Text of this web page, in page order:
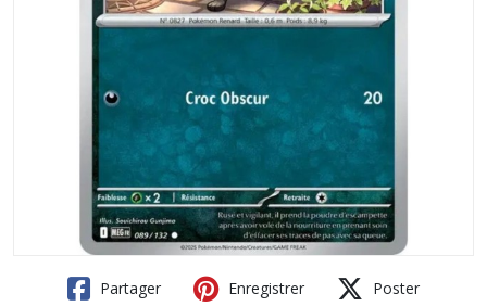
Partager Enregistrer Poster